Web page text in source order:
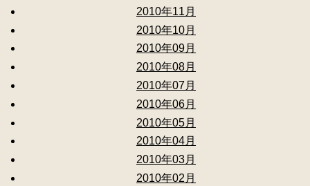
2010年11月
2010年10月
2010年09月
2010年08月
2010年07月
2010年06月
2010年05月
2010年04月
2010年03月
2010年02月